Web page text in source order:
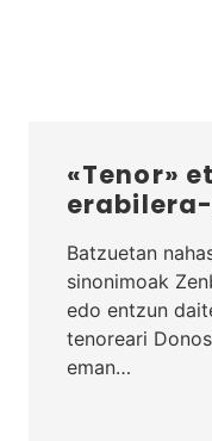
«Tenor»
Batzuetan
sinonimoak
edo entzun
tenoreari
eman…